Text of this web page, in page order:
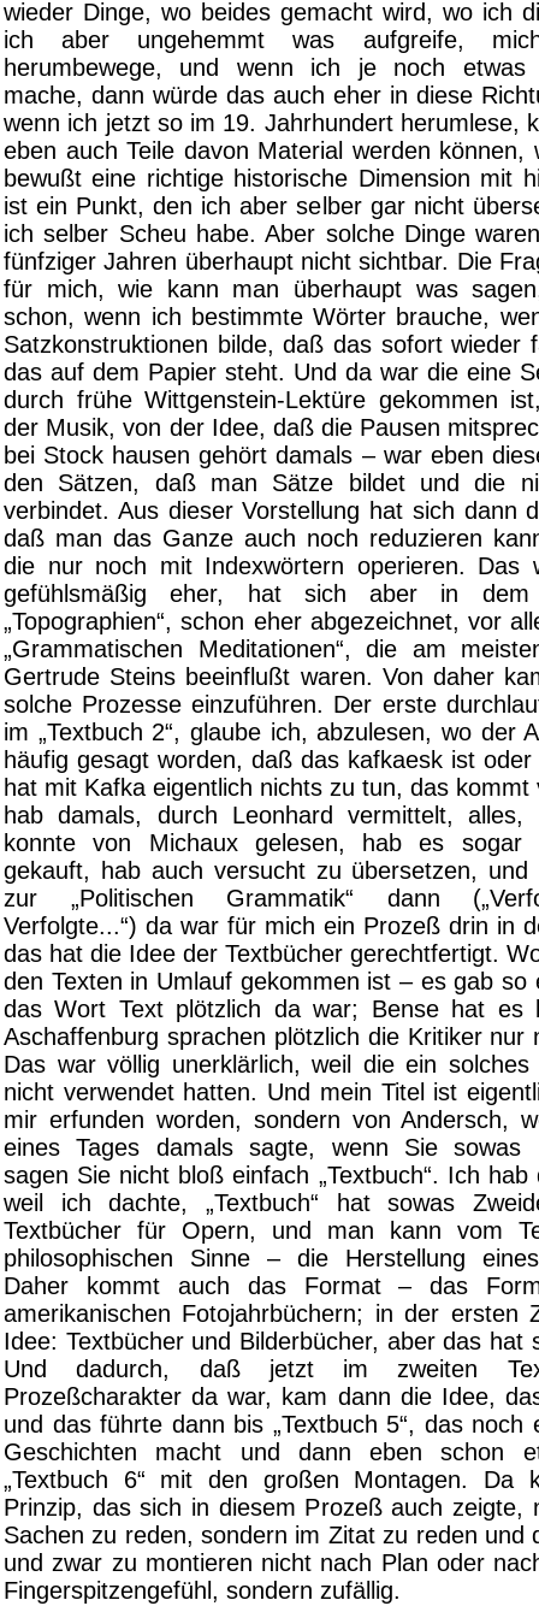
wieder Dinge, wo beides gemacht wird, wo ich
ich aber ungehemmt was aufgreife,
herumbewege, und wenn ich je noch etwas
mache, dann würde das auch eher in diese
wenn ich jetzt so im 19. Jahrhundert herumlese,
eben auch Teile davon Material werden können,
bewußt eine richtige historische Dimension mit
ist ein Punkt, den ich aber selber gar nicht
ich selber Scheu habe. Aber solche Dinge
fünfziger Jahren überhaupt nicht sichtbar. Die
für mich, wie kann man überhaupt was
schon, wenn ich bestimmte Wörter brauche,
Satzkonstruktionen bilde, daß das sofort wieder
das auf dem Papier steht. Und da war die eine
durch frühe Wittgenstein-Lektüre gekommen
der Musik, von der Idee, daß die Pausen
bei Stock hausen gehört damals – war eben
den Sätzen, daß man Sätze bildet und die
verbindet. Aus dieser Vorstellung hat sich dann
daß man das Ganze auch noch reduzieren
die nur noch mit Indexwörtern operieren. Das
gefühlsmäßig eher, hat sich aber in dem
„Topographien“, schon eher abgezeichnet, vor
„Grammatischen Meditationen“, die am
Gertrude Steins beeinflußt waren. Von daher
solche Prozesse einzuführen. Der erste
im „Textbuch 2“, glaube ich, abzulesen, wo der
häufig gesagt worden, daß das kafkaesk ist
hat mit Kafka eigentlich nichts zu tun, das
hab damals, durch Leonhard vermittelt,
konnte von Michaux gelesen, hab es sogar
gekauft, hab auch versucht zu übersetzen, und
zur „Politischen Grammatik“ dann
Verfolgte...“) da war für mich ein Prozeß drin in
das hat die Idee der Textbücher gerechtfertigt.
den Texten in Umlauf gekommen ist – es gab so
das Wort Text plötzlich da war; Bense hat es
Aschaffenburg sprachen plötzlich die Kritiker nur
Das war völlig unerklärlich, weil die ein
nicht verwendet hatten. Und mein Titel ist
mir erfunden worden, sondern von Andersch,
eines Tages damals sagte, wenn Sie sowas
sagen Sie nicht bloß einfach „Textbuch“. Ich
weil ich dachte, „Textbuch“ hat sowas
Textbücher für Opern, und man kann vom
philosophischen Sinne – die Herstellung
Daher kommt auch das Format – das
amerikanischen Fotojahrbüchern; in der ersten
Idee: Textbücher und Bilderbücher, aber das hat
Und dadurch, daß jetzt im zweiten
Prozeßcharakter da war, kam dann die Idee,
und das führte dann bis „Textbuch 5“, das noch
Geschichten macht und dann eben schon
„Textbuch 6“ mit den großen Montagen. Da
Prinzip, das sich in diesem Prozeß auch zeigte,
Sachen zu reden, sondern im Zitat zu reden und
und zwar zu montieren nicht nach Plan oder
Fingerspitzengefühl, sondern zufällig.